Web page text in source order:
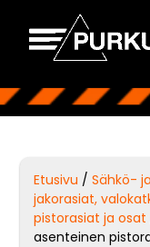
Etusivu /Sähkö-
jakorasiat,
pistorasiat ja osat
asenteinen